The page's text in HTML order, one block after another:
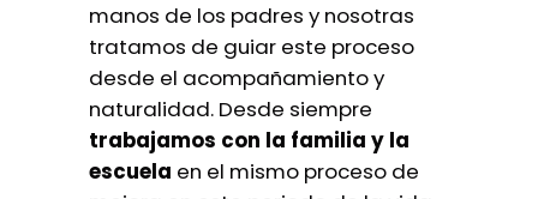
manos de los padres y nosotras
tratamos de guiar este proceso
desde el acompañamiento y
naturalidad. Desde siempre
trabajamos con la familia y la
escuela en el mismo proceso de